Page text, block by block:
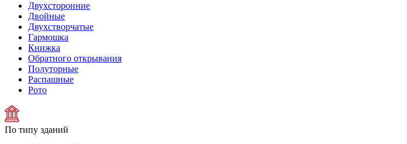
Двухсторонние
Двойные
Двухстворчатые
Гармошка
Книжка
Обратного открывания
Полуторные
Распашные
Рото
По типу зданий